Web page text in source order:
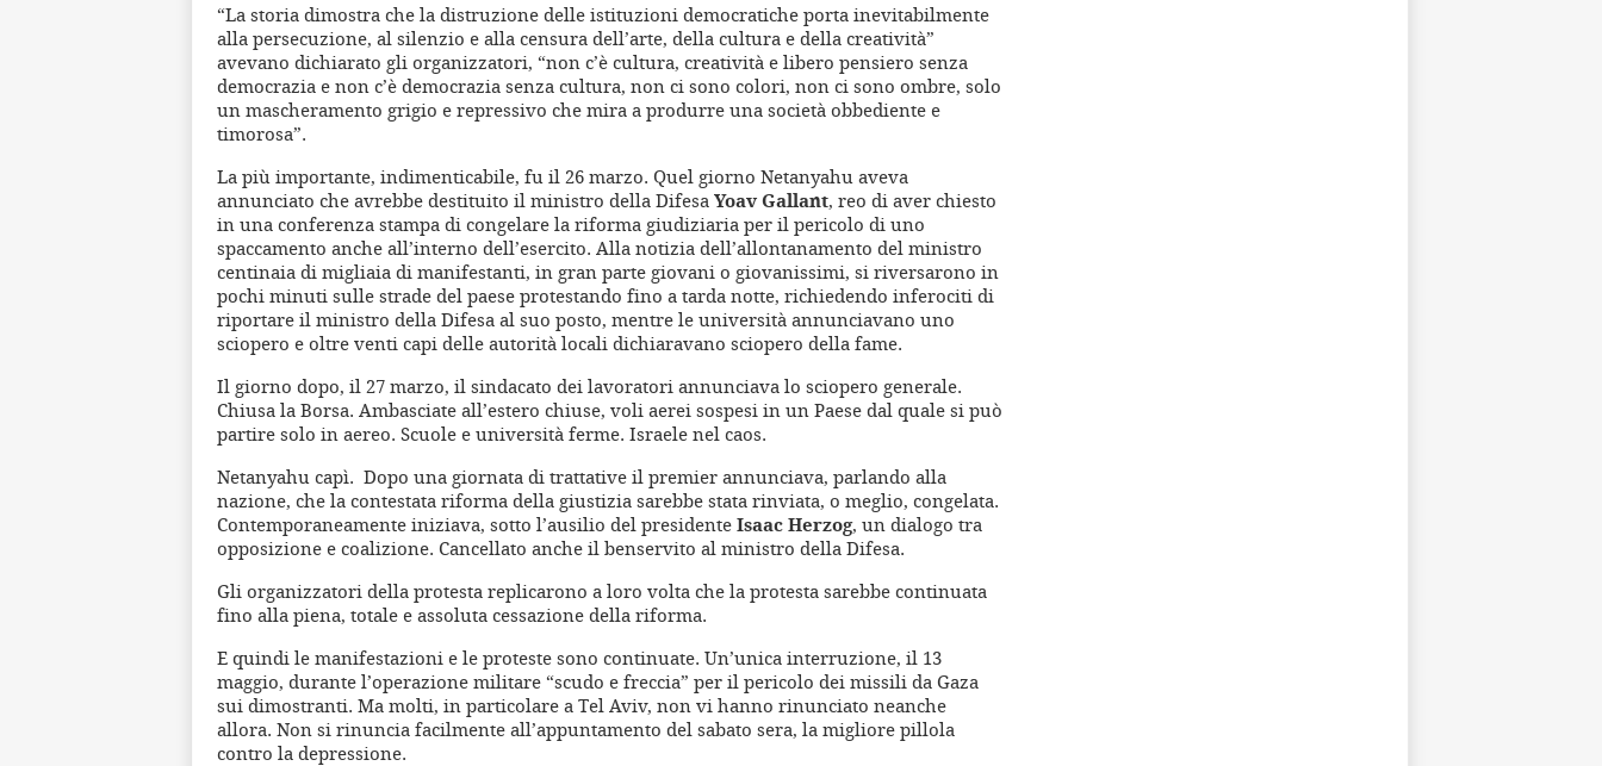
“La storia dimostra che la distruzione delle istituzioni democratiche porta inevitabilmente
alla persecuzione, al silenzio e alla censura dell’arte, della cultura e della creatività”
avevano dichiarato gli organizzatori, “non c’è cultura, creatività e libero pensiero senza
democrazia e non c’è democrazia senza cultura, non ci sono colori, non ci sono ombre, solo
un mascheramento grigio e repressivo che mira a produrre una società obbediente e
timorosa”.
La più importante, indimenticabile, fu il 26 marzo. Quel giorno Netanyahu aveva
annunciato che avrebbe destituito il ministro della Difesa Yoav Gallant, reo di aver chiesto
in una conferenza stampa di congelare la riforma giudiziaria per il pericolo di uno
spaccamento anche all’interno dell’esercito. Alla notizia dell’allontanamento del ministro
centinaia di migliaia di manifestanti, in gran parte giovani o giovanissimi, si riversarono in
pochi minuti sulle strade del paese protestando fino a tarda notte, richiedendo inferociti di
riportare il ministro della Difesa al suo posto, mentre le università annunciavano uno
sciopero e oltre venti capi delle autorità locali dichiaravano sciopero della fame.
Il giorno dopo, il 27 marzo, il sindacato dei lavoratori annunciava lo sciopero generale.
Chiusa la Borsa. Ambasciate all’estero chiuse, voli aerei sospesi in un Paese dal quale si può
partire solo in aereo. Scuole e università ferme. Israele nel caos.
Netanyahu capì. Dopo una giornata di trattative il premier annunciava, parlando alla
nazione, che la contestata riforma della giustizia sarebbe stata rinviata, o meglio, congelata.
Contemporaneamente iniziava, sotto l’ausilio del presidente Isaac Herzog, un dialogo tra
opposizione e coalizione. Cancellato anche il benservito al ministro della Difesa.
Gli organizzatori della protesta replicarono a loro volta che la protesta sarebbe continuata
fino alla piena, totale e assoluta cessazione della riforma.
E quindi le manifestazioni e le proteste sono continuate. Un’unica interruzione, il 13
maggio, durante l’operazione militare “scudo e freccia” per il pericolo dei missili da Gaza
sui dimostranti. Ma molti, in particolare a Tel Aviv, non vi hanno rinunciato neanche
allora. Non si rinuncia facilmente all’appuntamento del sabato sera, la migliore pillola
contro la depressione.